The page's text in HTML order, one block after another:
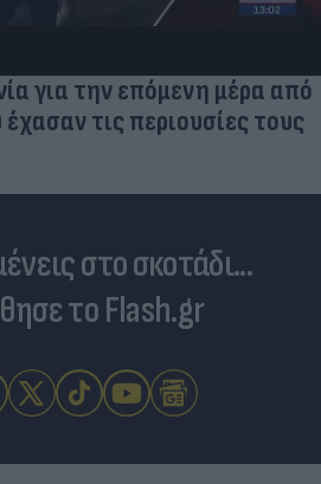
για την επόμενη μέρα από
τις περιουσίες τους
στο σκοτάδι...
το Flash.gr